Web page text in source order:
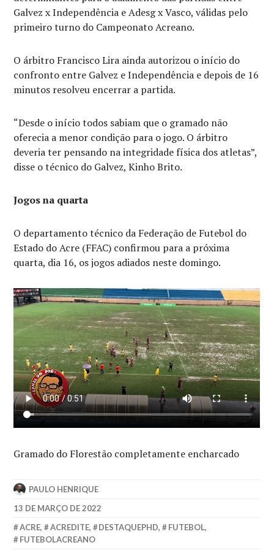
Galvez x Independência e Adesg x Vasco, válidas pelo
primeiro turno do Campeonato Acreano.
O árbitro Francisco Lira ainda autorizou o início do
confronto entre Galvez e Independência e depois de 16
minutos resolveu encerrar a partida.
“Desde o início todos sabiam que o gramado não
oferecia a menor condição para o jogo. O árbitro
deveria ter pensando na integridade física dos atletas”,
disse o técnico do Galvez, Kinho Brito.
Jogos na quarta
O departamento técnico da Federação de Futebol do
Estado do Acre (FFAC) confirmou para a próxima
quarta, dia 16, os jogos adiados neste domingo.
Gramado do Florestão completamente encharcado
PAULO HENRIQUE
13 DE MARÇO DE 2022
ACRE, ACREDITE, DESTAQUEPHD, FUTEBOL,
FUTEBOLACREANO